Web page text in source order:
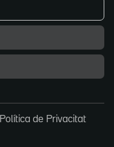
Política de Privacitat